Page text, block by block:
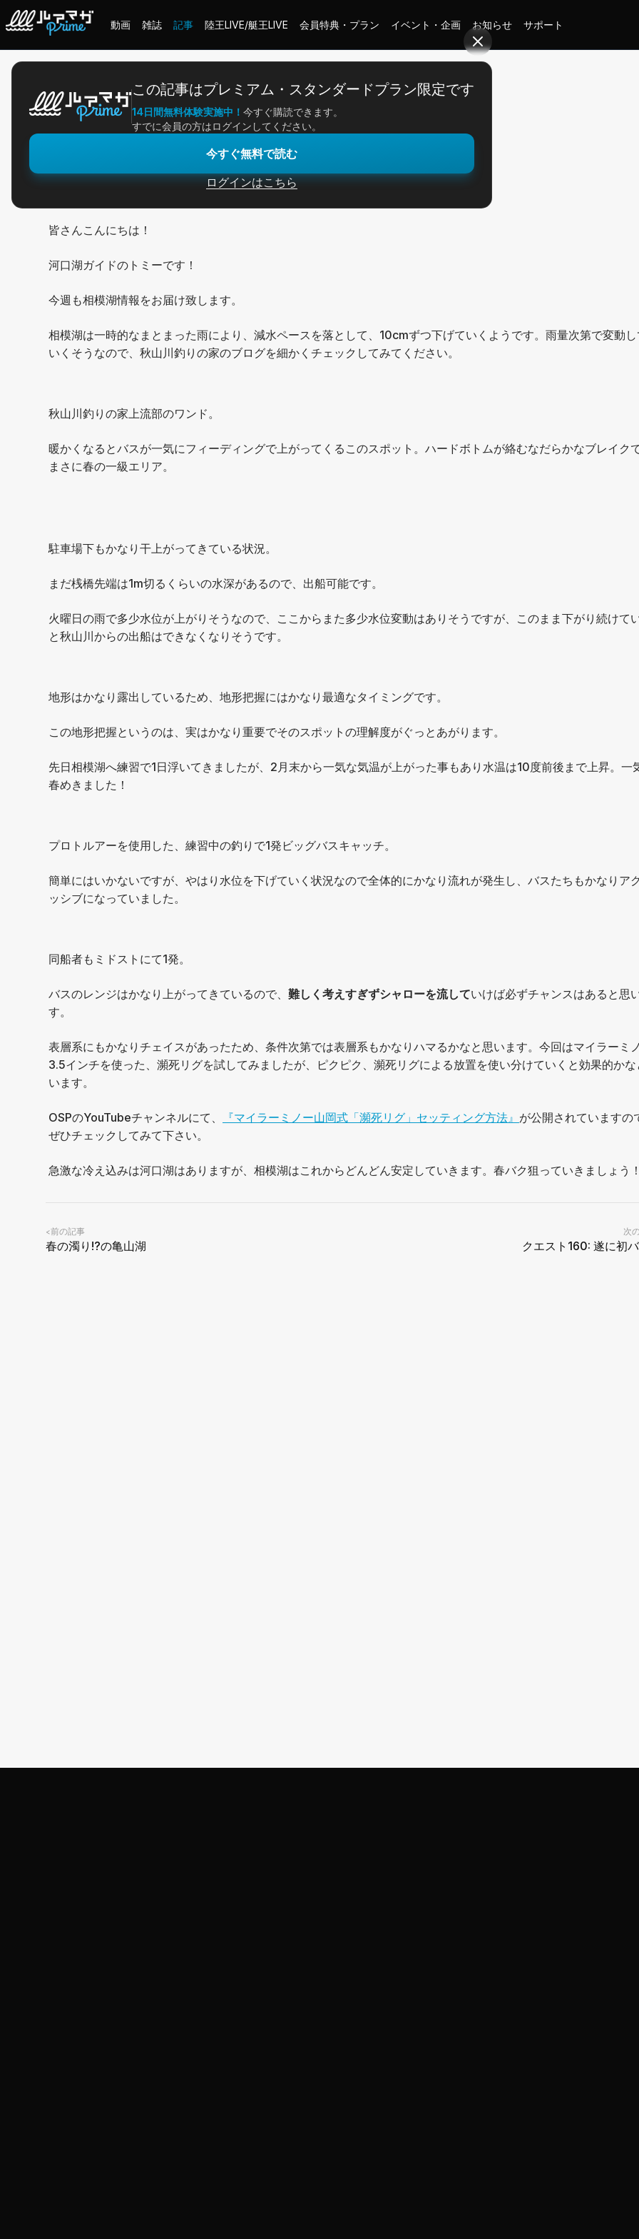
動画 雑誌 記事 陸王LIVE/艇王LIVE 会員特典・プラン イベント・企画 お知らせ サポート
この記事はプレミアム・スタンダードプラン限定です
14日間無料体験実施中！ 今すぐ購読できます。
すでに会員の方はログインしてください。
今すぐ無料で読む
ログインはこちら
2026/03/06
難しく考えずシャロー狙いでOK！
皆さんこんにちは！
河口湖ガイドのトミーです！
今週も相模湖情報をお届け致します。
相模湖は一時的なまとまった雨により、減水ペースを落として、10cmずつ下げていくようです。雨量次第で変動し
いくそうなので、秋山川釣りの家のブログを細かくチェックしてみてください。
秋山川釣りの家上流部のワンド。
暖かくなるとバスが一気にフィーディングで上がってくるこのスポット。ハードボトムが絡むなだらかなブレイクで
まさに春の一級エリア。
駐車場下もかなり干上がってきている状況。
まだ桟橋先端は1m切るくらいの水深があるので、出船可能です。
火曜日の雨で多少水位が上がりそうなので、ここからまた多少水位変動はありそうですが、このまま下がり続けて
と秋山川からの出船はできなくなりそうです。
地形はかなり露出しているため、地形把握にはかなり最適なタイミングです。
この地形把握というのは、実はかなり重要でそのスポットの理解度がぐっとあがります。
先日相模湖へ練習で1日浮いてきましたが、2月末から一気な気温が上がった事もあり水温は10度前後まで上昇。一
春めきました！
プロトルアーを使用した、練習中の釣りで1発ビッグバスキャッチ。
簡単にはいかないですが、やはり水位を下げていく状況なので全体的にかなり流れが発生し、バスたちもかなりア
ッシブになっていました。
同船者もミドストにて1発。
バスのレンジはかなり上がってきているので、 難しく考えすぎずシャローを流していけば必ずチャンスはあると思
す。
表層系にもかなりチェイスがあったため、条件次第では表層系もかなりハマるかなと思います。今回はマイラーミ
3.5インチを使った、瀕死リグを試してみましたが、ピクピク、瀕死リグによる放置を使い分けていくと効果的かな
います。
OSPのYouTubeチャンネルにて、 『マイラーミノー山岡式「瀕死リグ」セッティング方法』 が公開されていますの
ぜひチェックしてみて下さい。
急激な冷え込みは河口湖はありますが、相模湖はこれからどんどん安定していきます。春バク狙っていきましょう！
<前の記事
春の濁り!?の亀山湖
次
クエスト160: 遂に初バ